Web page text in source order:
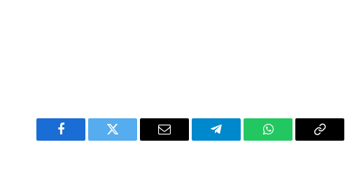
Facebook Twitter Email Telegram WhatsAppCopy